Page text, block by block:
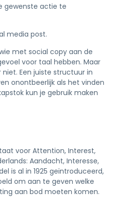
gewenste actie te
media post.
met social copy aan de
voor taal hebben. Maar
Een juiste structuur in
onontbeerlijk als het vinden
kun je gebruik maken
voor Attention, Interest,
Aandacht, Interesse,
is al in 1925 geïntroduceerd,
om aan te geven welke
aan bod moeten komen.